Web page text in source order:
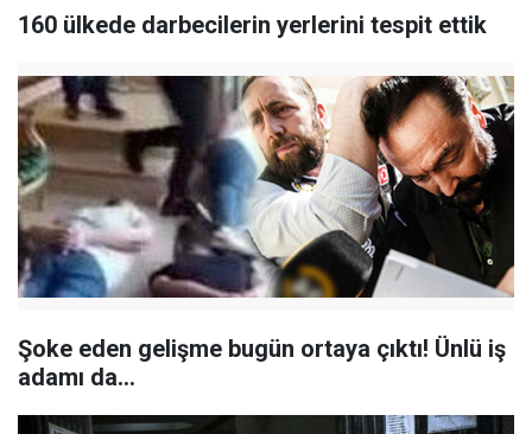
160 ülkede darbecilerin yerlerini tespit ettik
Şoke eden gelişme bugün ortaya çıktı! Ünlü iş
adamı da...